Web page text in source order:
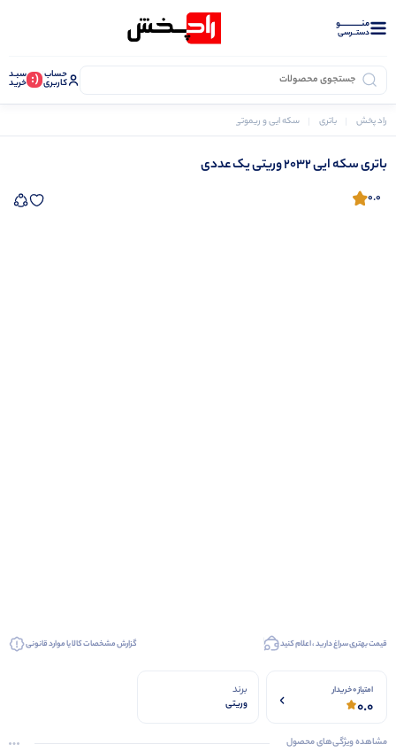
منــــــــــــو
دستــرسی
حساب
کاربری (: سبـد
خرید
راد پخش باتری سکه ایی و ریموتی
باتری سکه ایی 2032 وریتی یک عددی
0.0
قیمت بهتری سراغ دارید ، اعلام کنید گزارش مشخصات کالا یا موارد قانونی
امتیاز 0 خریدار
0.0
برند
وریتی
مشاهده ویژگی‌های محصول